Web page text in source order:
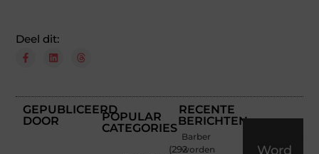
Deel dit:
GEPUBLICEERD
DOOR
POPULAR
CATEGORIES
(292
RECENTE
BERICHTEN
Barber
worden
Word